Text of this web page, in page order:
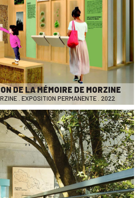
DE LA MÉMOIRE DE MORZINE
. EXPOSITION PERMANENTE . 2022